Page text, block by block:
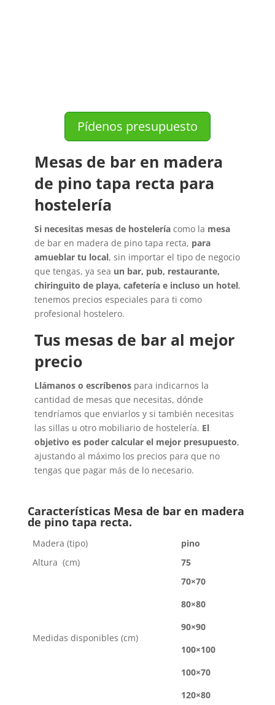
Pídenos presupuesto
Mesas de bar en madera
de pino tapa recta para
hostelería
Si necesitas mesas de hostelería como la mesa
de bar en madera de pino tapa recta, para
amueblar tu local, sin importar el tipo de negocio
que tengas, ya sea un bar, pub, restaurante,
chiringuito de playa, cafetería e incluso un hotel,
tenemos precios especiales para ti como
profesional hostelero.
Tus mesas de bar al mejor
precio
Llámanos o escríbenospara indicarnos la
cantidad de mesas que necesitas, dónde
tendríamos que enviarlos y si también necesitas
las sillas u otro mobiliario de hostelería. El
objetivo es poder calcular el mejor presupuesto,
ajustando al máximo los precios para que no
tengas que pagar más de lo necesario.
Características Mesa de bar en madera
de pino tapa recta.
Madera (tipo)
pino
Altura (cm)
75
Medidas disponibles (cm)
70×70
80×80
90×90
100×100
100×70
120×80